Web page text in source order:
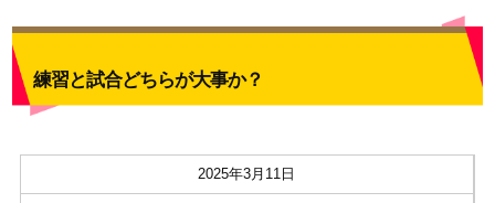
練習と試合どちらが大事か？
2025年3月11日